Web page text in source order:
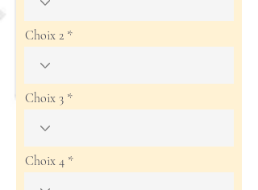
Choix 2
Choix 3
Choix 4